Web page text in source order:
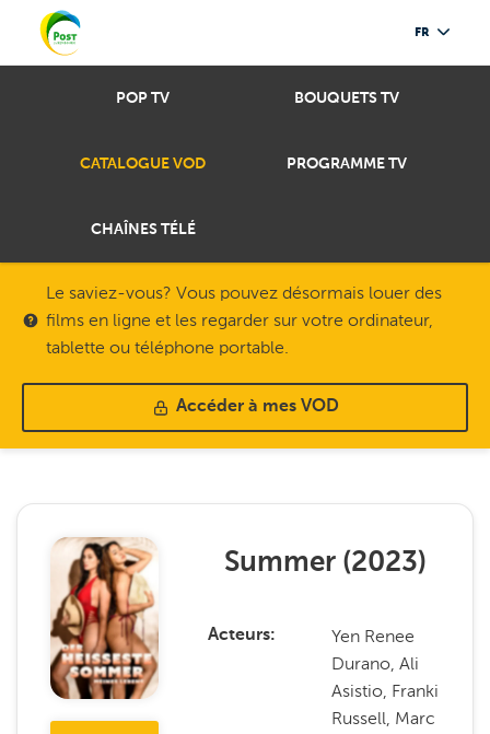
FR
POP TV BOUQUETS TV
CATALOGUE VOD PROGRAMME TV
CHAÎNES TÉLÉ
Le saviez-vous? Vous pouvez désormais louer des
films en ligne et les regarder sur votre ordinateur,
tablette ou téléphone portable.
Accéder à mes VOD
Summer (2023)
Acteurs
Yen Renee
Durano, Ali
Asistio, Franki
Russell, Marc